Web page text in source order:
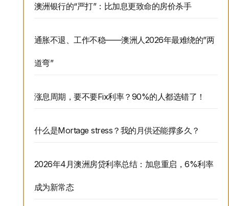
澳洲银行的“严打”：比加息更致命的房价杀手
通胀不退、工作不稳——澳洲人2026年最难绕的”两
道弯”
涨息周期，要不要Fix利率？90%的人都选错了！
什么是Mortage stress？我的月供还能撑多久？
2026年4月澳洲房贷利率总结：加息重启，6%利率
成为新常态